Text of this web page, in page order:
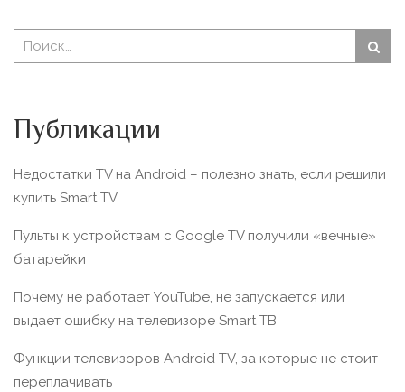
Публикации
Недостатки TV на Android – полезно знать, если решили
купить Smart TV
Пульты к устройствам с Google TV получили «вечные»
батарейки
Почему не работает YouTube, не запускается или
выдает ошибку на телевизоре Smart TВ
Функции телевизоров Android TV, за которые не стоит
переплачивать